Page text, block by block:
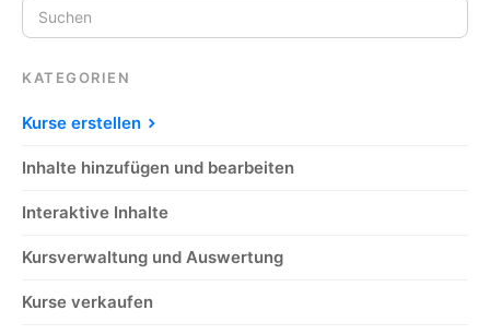
KATEGORIEN
Kurse erstellen
Inhalte hinzufügen und bearbeiten
Interaktive Inhalte
Kursverwaltung und Auswertung
Kurse verkaufen